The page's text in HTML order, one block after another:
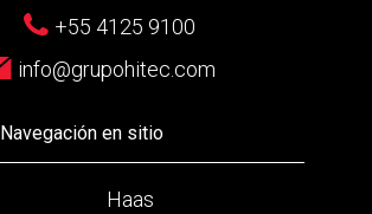
+55 4125 9100
info@grupohitec.com
Navegación en sitio
Haas